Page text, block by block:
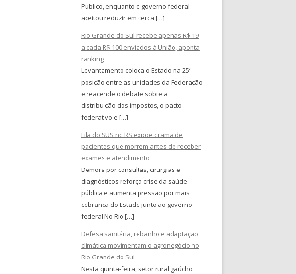
Público, enquanto o governo federal
aceitou reduzir em cerca […]
Rio Grande do Sul recebe apenas R$ 19
a cada R$ 100 enviados à União, aponta
ranking
Levantamento coloca o Estado na 25ª
posição entre as unidades da Federação
e reacende o debate sobre a
distribuição dos impostos, o pacto
federativo e […]
Fila do SUS no RS expõe drama de
pacientes que morrem antes de receber
exames e atendimento
Demora por consultas, cirurgias e
diagnósticos reforça crise da saúde
pública e aumenta pressão por mais
cobrança do Estado junto ao governo
federal No Rio […]
Defesa sanitária, rebanho e adaptação
climática movimentam o agronegócio no
Rio Grande do Sul
Nesta quinta-feira, setor rural gaúcho